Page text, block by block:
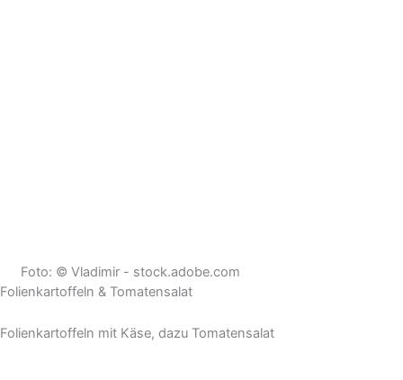
Foto: © Vladimir - stock.adobe.com
Folienkartoffeln & Tomatensalat
Folienkartoffeln mit Käse, dazu Tomatensalat